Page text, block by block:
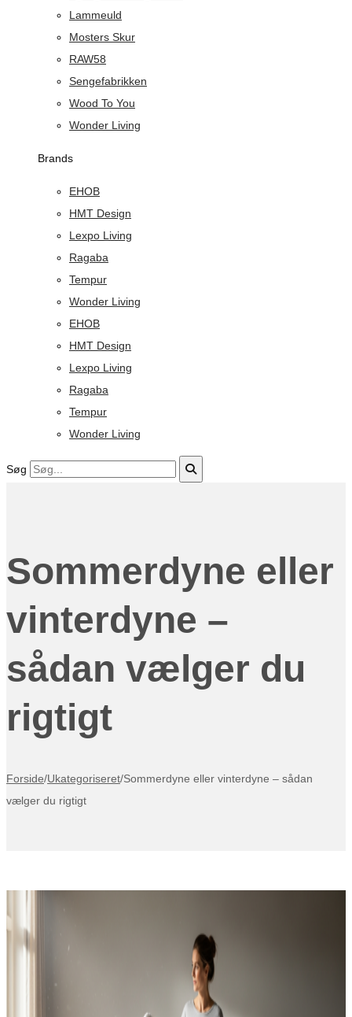
Lammeuld
Mosters Skur
RAW58
Sengefabrikken
Wood To You
Wonder Living
Brands
EHOB
HMT Design
Lexpo Living
Ragaba
Tempur
Wonder Living
EHOB
HMT Design
Lexpo Living
Ragaba
Tempur
Wonder Living
Søg
Sommerdyne eller
vinterdyne –
sådan vælger du
rigtigt
Forside/Ukategoriseret/Sommerdyne eller vinterdyne – sådan
vælger du rigtigt